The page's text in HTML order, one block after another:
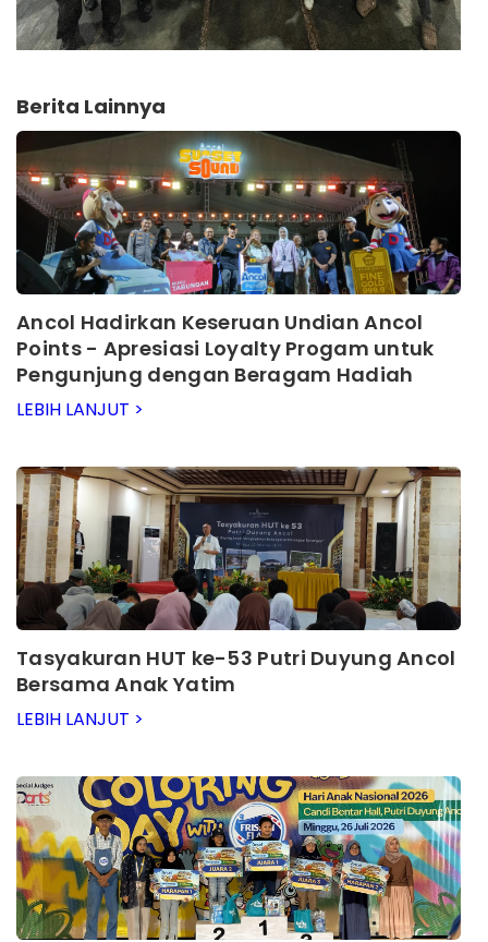
Berita Lainnya
Ancol Hadirkan Keseruan Undian Ancol
Points - Apresiasi Loyalty Progam untuk
Pengunjung dengan Beragam Hadiah
Menarik
LEBIH LANJUT >
Tasyakuran HUT ke-53 Putri Duyung Ancol
Bersama Anak Yatim
LEBIH LANJUT >